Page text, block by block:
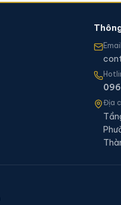
Email
Địa